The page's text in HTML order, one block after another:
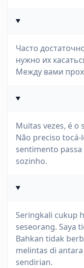
Часто
нужно их
Между вами
Muitas vezes, é o
Não preciso tocá-
sentimento
sozinho.
Seringkali cukup
seseorang. Saya
Bahkan tidak
melintas di
sendirian.